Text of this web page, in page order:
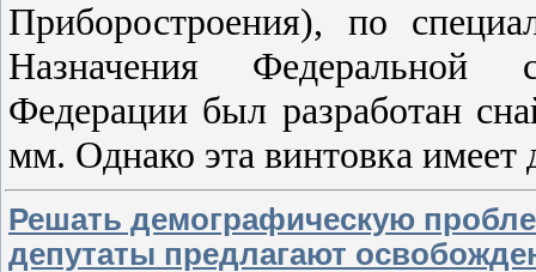
Приборостроения), по
Назначения Федеральной
Федерации был разработан
мм. Однако эта винтовка имеет
Решать демографическую
депутаты предлагают